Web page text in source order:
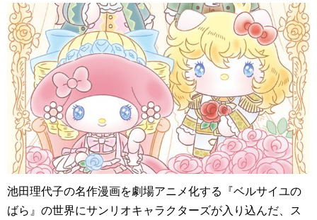
池田理代子の名作漫画を劇場アニメ化する『ベルサイユの
ばら』の世界にサンリオキャラクターズが入り込んだ、ス